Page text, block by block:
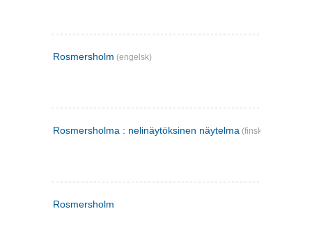
Rosmersholm (engelsk)
Rosmersholma : nelinäytöksinen näytelma (finsk)
Rosmersholm